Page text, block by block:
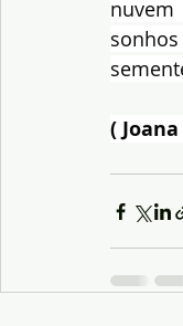
nuvem
(